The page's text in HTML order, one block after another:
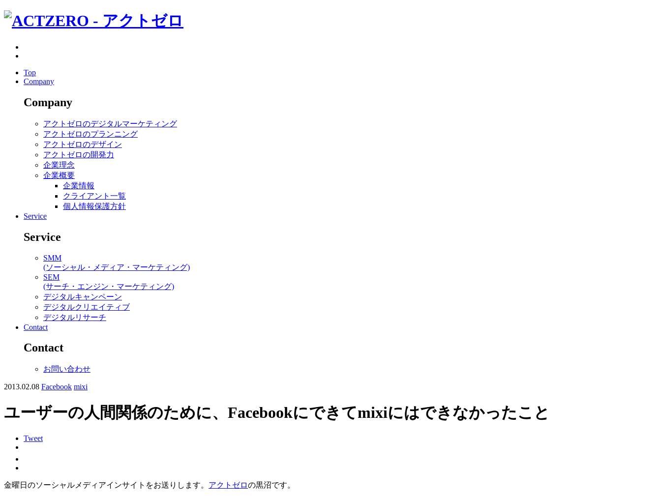
Top
Company
Company
アクトゼロのデジタルマーケティング
アクトゼロのプランニング
アクトゼロのデザイン
アクトゼロの開発力
企業理念
企業概要
企業情報
クライアント一覧
個人情報保護方針
Service
Service
SMM
(ソーシャル・メディア・マーケティング)
SEM
(サーチ・エンジン・マーケティング)
デジタルキャンペーン
デジタルクリエイティブ
デジタルリサーチ
Contact
Contact
お問い合わせ
2013.02.08 Facebook mixi
ユーザーの人間関係のために、Facebookにできてmixiにはできなかったこと
Tweet
金曜日のソーシャルメディアインサイトをお送りします。 アクトゼロの黒沼です。